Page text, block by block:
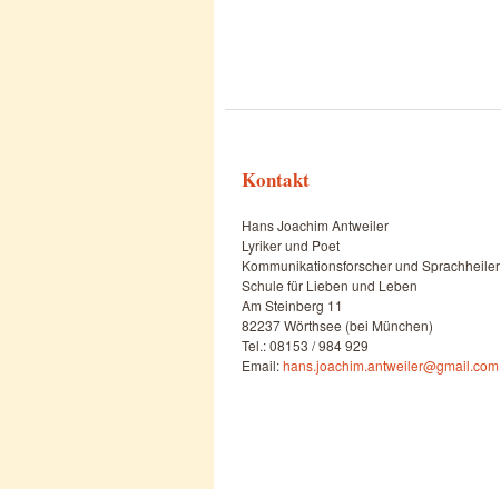
Kontakt
Hans Joachim Antweiler
Lyriker und Poet
Kommunikationsforscher und Sprachheiler
Schule für Lieben und Leben
Am Steinberg 11
82237 Wörthsee (bei München)
Tel.: 08153 / 984 929
Email:hans.joachim.antweiler@gmail.com